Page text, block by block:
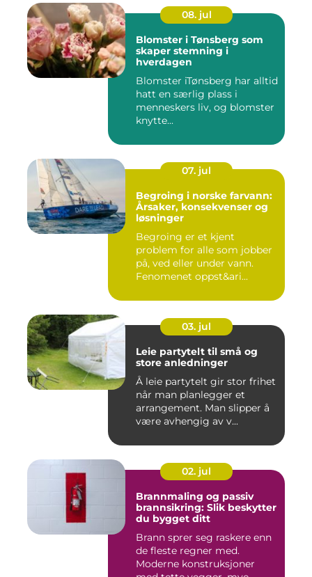
08. jul
Blomster i Tønsberg som
skaper stemning i
hverdagen
Blomster iTønsberg har alltid
hatt en særlig plass i
menneskers liv, og blomster
knytte...
07. jul
Begroing i norske farvann:
Årsaker, konsekvenser og
løsninger
Begroing er et kjent
problem for alle som jobber
på, ved eller under vann.
Fenomenet oppst&ari...
03. jul
Leie partytelt til små og
store anledninger
Å leie partytelt gir stor frihet
når man planlegger et
arrangement. Man slipper å
være avhengig av v...
02. jul
Brannmaling og passiv
brannsikring: Slik beskytter
du bygget ditt
Brann sprer seg raskere enn
de fleste regner med.
Moderne konstruksjoner